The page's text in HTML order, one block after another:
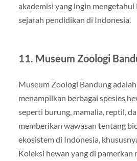
akademisi yang ingin
sejarah pendidikan di Indonesia.
11. Museum Zoologi
Museum Zoologi Bandung
menampilkan berbagai spesies
seperti burung, mamalia, reptil,
memberikan wawasan tentang
ekosistem di Indonesia,
Koleksi hewan yang di pamerkan